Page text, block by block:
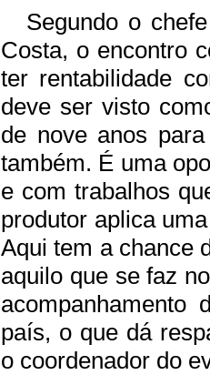
Segundo o
Costa, o encontro
ter rentabilidade
deve ser visto
de nove anos
também. É uma
e com trabalhos
produtor aplica
Aqui tem a chance
aquilo que se faz
país, o que dá
o coordenador do